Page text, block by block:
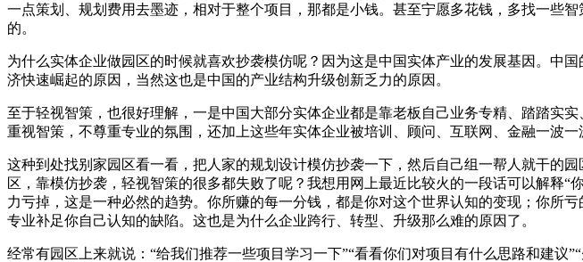
一点策划、规划费用去墨迹，相对于整个项目，那都是小钱。甚至宁愿多花钱，多找一些
的。
为什么实体企业做园区的时候就喜欢抄袭模仿呢？因为这是中国实体产业的发展基因。中
济快速崛起的原因，当然这也是中国的产业结构升级创新乏力的原因。
至于轻视智策，也很好理解，一是中国大部分实体企业都是靠老板自己业务专精、踏踏实
重视智策，不尊重专业的氛围，还加上这些年实体企业被培训、顾问、互联网、金融一波
这种到处找别家园区看一看，把人家的规划设计模仿抄袭一下，然后自己组一帮人就干的
区，靠模仿抄袭，轻视智策的很多都失败了呢？我想用网上最近比较火的一段话可以解释
力亏掉，这是一种必然的趋势。你所赚的每一分钱，都是你对这个世界认知的变现；你所
专业补足你自己认知的缺陷。这也是为什么企业跨行、转型、升级那么难的原因了。
经常有园区上来就说：“给我们推荐一些项目学习一下”“看看你们对项目有什么思路和建